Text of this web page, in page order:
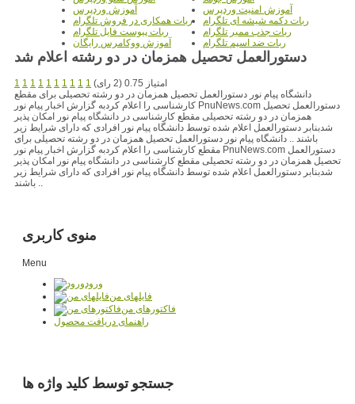
آموزش امنیت وردپرس
آموزش وردپرس
ربات دکمه شیشه ای تلگرام
ربات همکاری در فروش تلگرام
ربات جذب ممبر تلگرام
ربات پیوست فایل تلگرام
ربات ضد اسپم تلگرام
آموزش ووکامرس رایگان
دستورالعمل تحصیل همزمان در دو رشته اعلام شد
1 1 1 1 1 1 1 1 1 1
امتیاز 0.75 (2 رای)
دانشگاه پیام نور دستورالعمل تحصیل همزمان در دو رشته تحصیلی برای مقطع
کارشناسی را اعلام کردبه گزارش اخبار پیام نور PnuNews.com دستورالعمل تحصیل
همزمان در دو رشته تحصیلی مقطع کارشناسی در دانشگاه پیام نور امکان پذیر
شدبنابر دستورالعمل اعلام شده توسط دانشگاه پیام نور افرادی که دارای شرایط زیر
باشند .. دانشگاه پیام نور دستورالعمل تحصیل همزمان در دو رشته تحصیلی برای
مقطع کارشناسی را اعلام کردبه گزارش اخبار پیام نور PnuNews.com دستورالعمل
تحصیل همزمان در دو رشته تحصیلی مقطع کارشناسی در دانشگاه پیام نور امکان پذیر
شدبنابر دستورالعمل اعلام شده توسط دانشگاه پیام نور افرادی که دارای شرایط زیر
باشند ..
منوی کاربری
Menu
ورود
فایلهای من
فاکتورهای من
راهنمای دریافت محصول
جستجو توسط کلید واژه ها